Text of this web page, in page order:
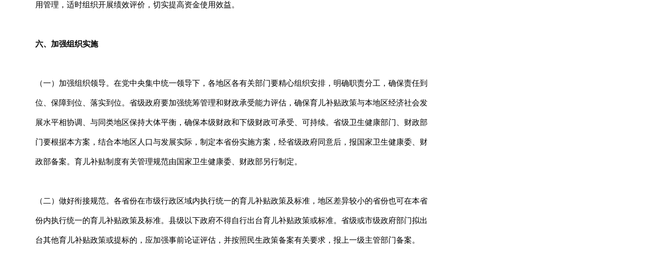
用管理，适时组织开展绩效评价，切实提高资金使用效益。
六、加强组织实施
（一）加强组织领导。在党中央集中统一领导下，各地区各有关部门要精心组织安排，明确职责分工，确保责任到
位、保障到位、落实到位。省级政府要加强统筹管理和财政承受能力评估，确保育儿补贴政策与本地区经济社会发
展水平相协调、与同类地区保持大体平衡，确保本级财政和下级财政可承受、可持续。省级卫生健康部门、财政部
门要根据本方案，结合本地区人口与发展实际，制定本省份实施方案，经省级政府同意后，报国家卫生健康委、财
政部备案。育儿补贴制度有关管理规范由国家卫生健康委、财政部另行制定。
（二）做好衔接规范。各省份在市级行政区域内执行统一的育儿补贴政策及标准，地区差异较小的省份也可在本省
份内执行统一的育儿补贴政策及标准。县级以下政府不得自行出台育儿补贴政策或标准。省级或市级政府部门拟出
台其他育儿补贴政策或提标的，应加强事前论证评估，并按照民生政策备案有关要求，报上一级主管部门备案。